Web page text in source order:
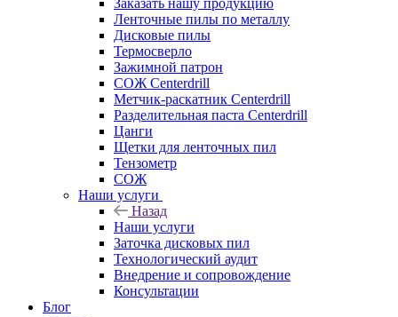
Ленточные пилы по металлу
Дисковые пилы
Термосверло
Зажимной патрон
СОЖ Centerdrill
Метчик-раскатник Centerdrill
Разделительная паста Centerdrill
Цанги
Щетки для ленточных пил
Тензометр
СОЖ
Наши услуги
Назад
Наши услуги
Заточка дисковых пил
Технологический аудит
Внедрение и сопровождение
Консультации
Блог